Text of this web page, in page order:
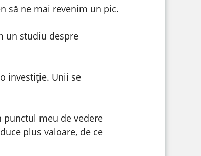
să ne mai revenim un pic.
un studiu despre
investiție. Unii se
meu de vedere
plus valoare, de ce